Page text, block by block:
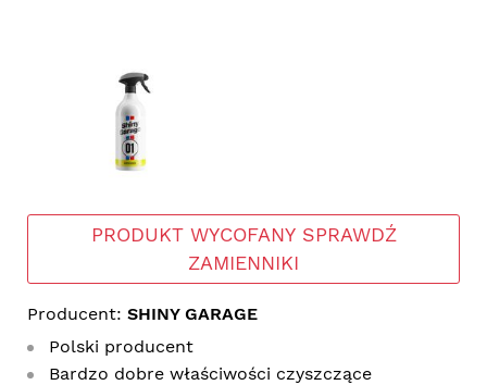
PRODUKT WYCOFANY SPRAWDŹ
ZAMIENNIKI
Producent: SHINY GARAGE
Polski producent
Bardzo dobre właściwości czyszczące